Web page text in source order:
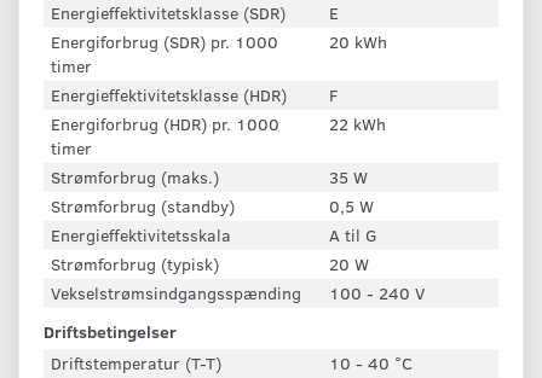
Energieffektivitetsklasse (SDR)
E
Energiforbrug (SDR) pr. 1000
timer
20 kWh
Energieffektivitetsklasse (HDR)
F
Energiforbrug (HDR) pr. 1000
timer
22 kWh
Strømforbrug (maks.)
35 W
Strømforbrug (standby)
0,5 W
Energieffektivitetsskala
A til G
Strømforbrug (typisk)
20 W
Vekselstrømsindgangsspænding
100 - 240 V
Driftsbetingelser
Driftstemperatur (T-T)
10 - 40 °C